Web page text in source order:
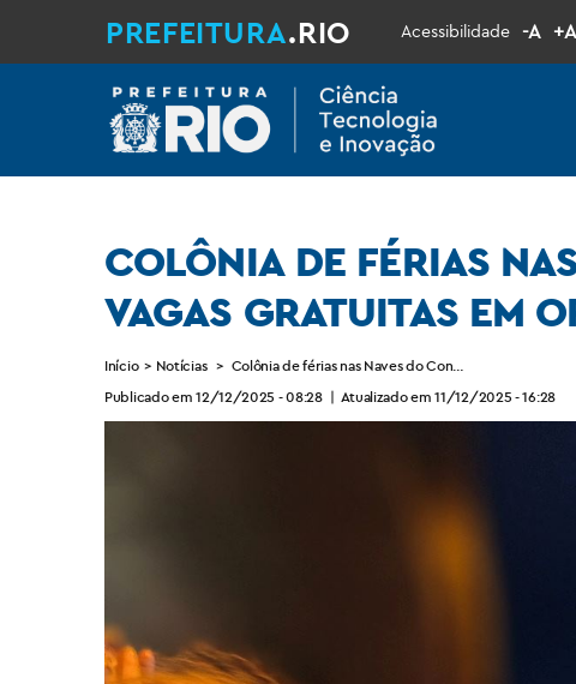
PREFEITURA.RIO Acessibilidade -A +A
COLÔNIA DE FÉRIAS
VAGAS GRATUITAS EM
Início > Notícias > Colônia de férias nas Naves do Conhecimento
Publicado em 12/12/2025 - 08:28 | Atualizado em 11/12/2025 - 16:28